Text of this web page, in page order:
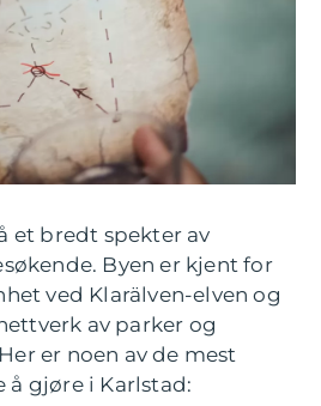
et bredt spekter av
Byen er kjent for
ved Klarälven-elven og
av parker og
er noen av de mest
gjøre i Karlstad: